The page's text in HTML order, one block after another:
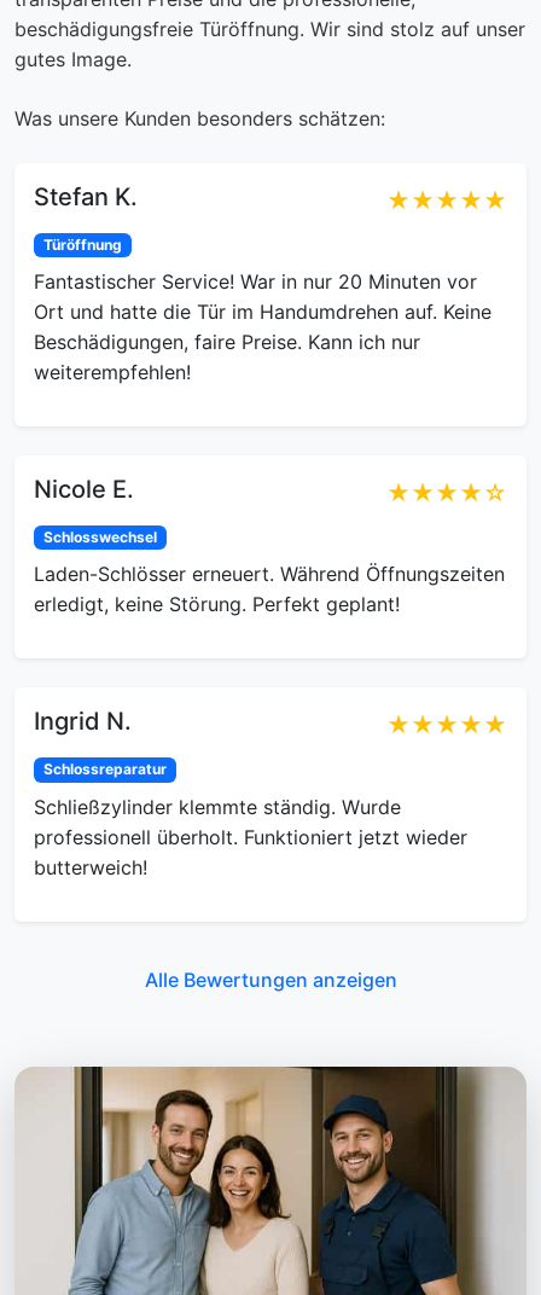
beschädigungsfreie Türöffnung. Wir sind stolz auf unser
gutes Image.
Was unsere Kunden besonders schätzen:
Stefan K. ★★★★★
Türöffnung
Fantastischer Service! War in nur 20 Minuten vor
Ort und hatte die Tür im Handumdrehen auf. Keine
Beschädigungen, faire Preise. Kann ich nur
weiterempfehlen!
Nicole E. ★★★★☆
Schlosswechsel
Laden-Schlösser erneuert. Während Öffnungszeiten
erledigt, keine Störung. Perfekt geplant!
Ingrid N. ★★★★★
Schlossreparatur
Schließzylinder klemmte ständig. Wurde
professionell überholt. Funktioniert jetzt wieder
butterweich!
Alle Bewertungen anzeigen